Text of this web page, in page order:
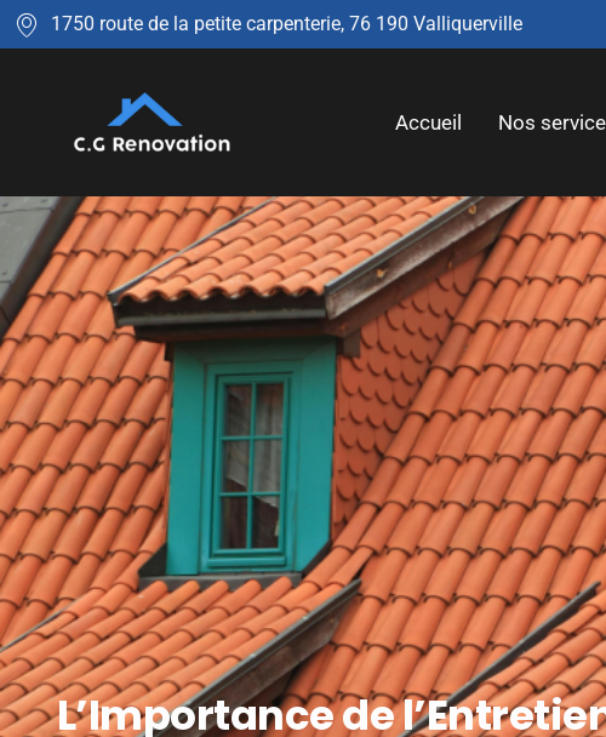
1750 route de la petite carpenterie, 76 190 Valliquerville
Accueil Nos
L’Importance de